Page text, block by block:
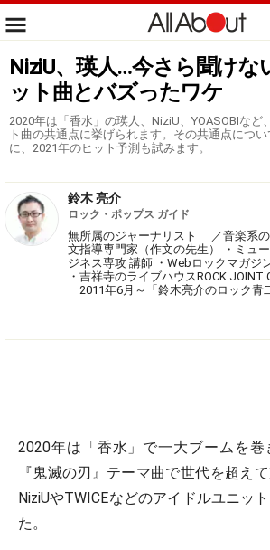
NiziU、瑛人…今さら聞けな
ット曲とバズったワケ
2020年は「香水」の瑛人、NiziU、YOASOBIなど
ト曲の共通点に挙げられます。その共通点につ
に、2021年のヒット予測も試みます。
鈴木 亮介
ロック・ポップス ガイド
無所属のジャーナリスト ／音楽系
文指導専門家（作文の先生） ・ミュ
ジネス専攻 講師 ・Webロックマガジ
・吉祥寺のライブハウスROCK JOINT
2011年6月～「鈴木亮介のロック青
2020年は「香水」で一大ブームを巻
『鬼滅の刃』テーマ曲で世代を超えて
NiziUやTWICEなどのアイドルユニッ
た。